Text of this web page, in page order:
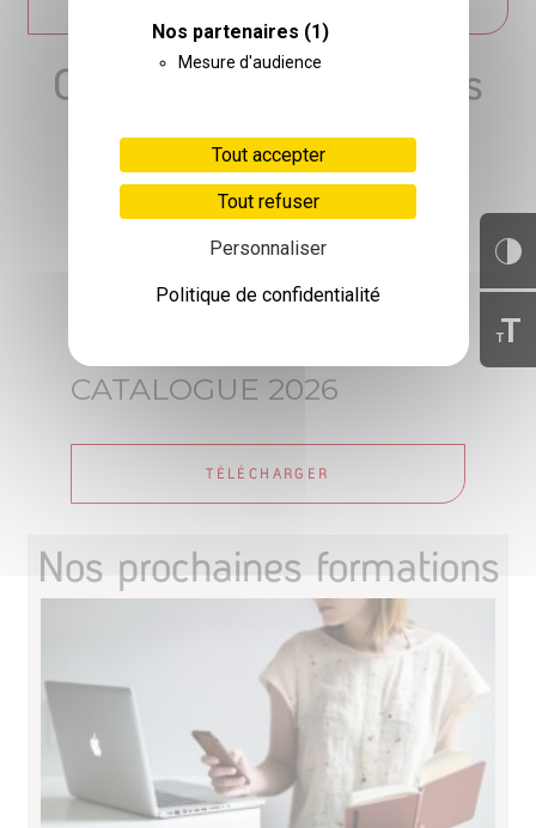
Nos partenaires (1)
Mesure d'audience
Tout accepter
Tout refuser
Personnaliser
Politique de confidentialité
TT
Catalogue de formations
CATALOGUE 2026
TÉLÉCHARGER
Nos prochaines formations